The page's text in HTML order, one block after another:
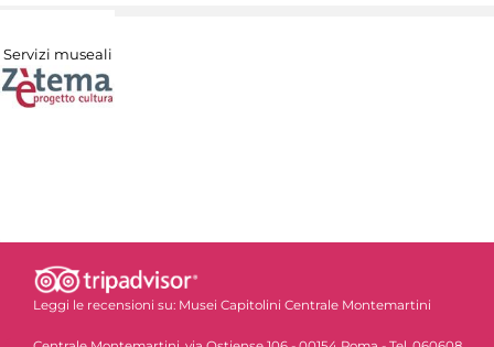
Servizi museali
Leggi le recensioni su: Musei Capitolini Centrale Montemartini